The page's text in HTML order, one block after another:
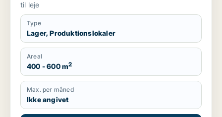
til leje
Type
Lager, Produktionslokaler
Areal
400 - 600 m2
Max. per måned
Ikke angivet